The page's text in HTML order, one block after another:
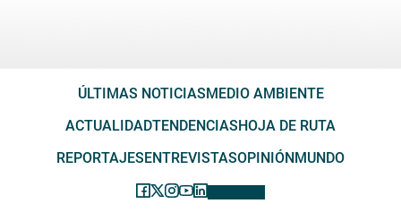
ÚLTIMAS NOTICIASMEDIO AMBIENTE
ACTUALIDADTENDENCIASHOJA DE RUTA
REPORTAJESENTREVISTASOPINIÓNMUNDO